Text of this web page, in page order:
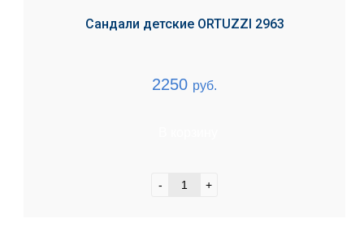
Сандали детские ORTUZZI 2963
2250 руб.
- +